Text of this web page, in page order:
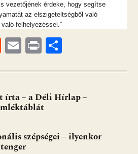
vezetőjének érdeke, hogy segítse
az elszigeteltségből való
felhelyezéssel.”
R
d
di
t
E
ai
l
Pr
t za
m
írta – a Déli Hírlap –
szépségei – ilyenkor